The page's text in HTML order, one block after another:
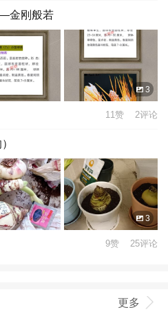
金刚般若
3
11赞 2评论
3
9赞 25评论
更多